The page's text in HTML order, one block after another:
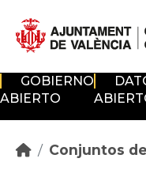
GOBIERNO
ABIERTO
Conjuntos